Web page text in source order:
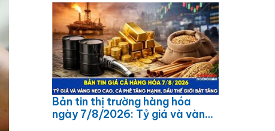
Bản tin thị trường hàng hóa
ngày 7/8/2026: Tỷ giá và vàng